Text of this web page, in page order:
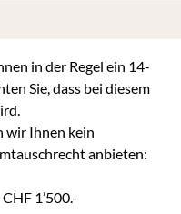
in der Regel ein 14-
Sie, dass bei diesem
wir Ihnen kein
anbieten:
1’500.-